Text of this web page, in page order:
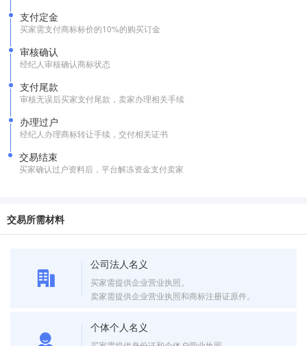
支付定金
买家需支付商标标价的10%的购买订金
审核确认
经纪人审核确认商标状态
支付尾款
审核无误后买家支付尾款，卖家办理相关手续
办理过户
经纪人办理商标转让手续，交付相关证书
交易结束
买家确认过户资料后，平台解冻资金支付卖家
交易所需材料
公司法人名义
买家需提供企业营业执照。
卖家需提供企业营业执照和商标注册证原件。
个体个人名义